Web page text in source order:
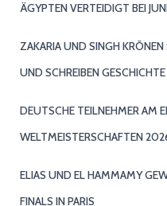
ÄGYPTEN VERTEIDIGT BEI
ZAKARIA UND SINGH
UND SCHREIBEN GESCHICHTE
DEUTSCHE TEILNEHMER AM
WELTMEISTERSCHAFTEN
ELIAS UND EL HAMMAMY
FINALS IN PARIS